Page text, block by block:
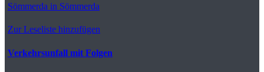
Sömmerda in Sömmerda
Zur Leseliste hinzufügen
Verkehrsunfall mit Folgen